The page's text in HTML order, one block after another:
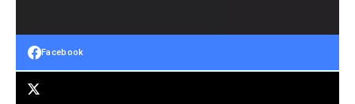
Facebook